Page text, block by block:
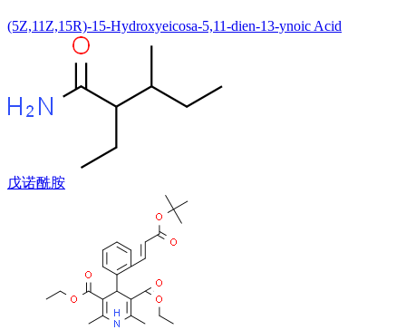
(5Z,11Z,15R)-15-Hydroxyeicosa-5,11-dien-13-ynoic Acid
戊诺酰胺